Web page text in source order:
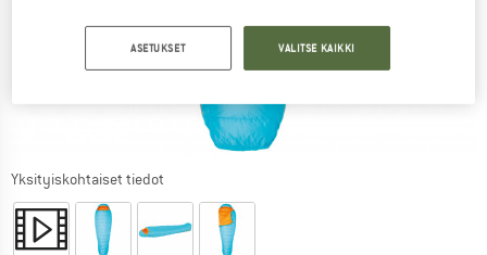
Yksityiskohtaiset tiedot
ASETUKSET VALITSE KAIKKI